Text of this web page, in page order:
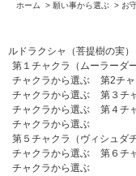
ホーム
> 願い事から選ぶ > お
ルドラクシャ（菩提樹の実）
第１チャクラ（ムーラーダ
チャクラから選ぶ
第2チ
チャクラから選ぶ
第３チ
チャクラから選ぶ
第４チ
チャクラから選ぶ
第５チャクラ（ヴィシュダ
チャクラから選ぶ
第６チ
チャクラから選ぶ